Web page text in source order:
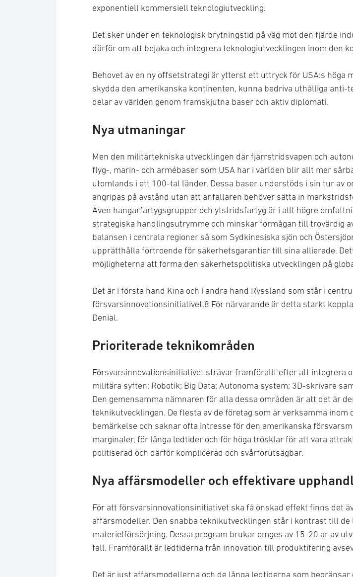
exponentiell kommersiell teknologiutveckling.
Det sker under en teknologisk brytningstid på väg mot den fjärde
därför om att bejaka och integrera teknologiutvecklingen inom den
Behovet av en ny offsetstrategi är ytterst ett uttryck för USA:s
skydda den amerikanska kontinenten, kunna bedriva uthålliga
delar av världen genom framskjutna baser och aktiv diplomati.
Nya utmaningar
Men den militärtekniska utvecklingen där fjärrstridsvapen och
flyg-, marin- och armébaser som USA har i världen blir allt mer
utomlands i ett 100-tal länder. Dessa baser understöds i sin tur av
angripas på avstånd utan att anfallaren behöver sätta in
Även hangarfartygsgrupper och ytstridsfartyg är i allt högre
strategiska handlingsutrymme och minskar förmågan till trovärdig
balansen i centrala regioner så som Sydkinesiska sjön och
upprätthålla förtroende för säkerhetsgarantier till sina allierade.
möjligheterna att forma den säkerhetspolitiska utvecklingen på
Det är i första hand Kina och i andra hand Ryssland som står i
försvarsinnovationsinitiativet.8 För närvarande är detta starkt
Denial.
Prioriterade teknikområden
Försvarsinnovationsinitiativet strävar framförallt efter att integrera
militära syften: Robotik; Big Data; Autonoma system; 3D-skrivare
Den gemensamma nämnaren för alla dessa områden är att det är
teknikutvecklingen. De flesta av de företag som är verksamma
bemärkelse och saknar ofta intresse för den amerikanska
marginaler, för långa ledtider och för höga trösklar för att vara
politiserad och därför komplicerad och svårförutsägbar.
Nya affärsmodeller och effektivare
För att försvarsinnovationsinitiativet ska få önskad effekt finns det
affärsmodeller. Den snabba teknikutvecklingen står i kontrast till
materielförsörjning. Dessa program brukar omges av 15-20 år av
fall. Framförallt är ledtiderna från innovation till produktifering
Det är just affärsmodellerna och de långa ledtiderna som